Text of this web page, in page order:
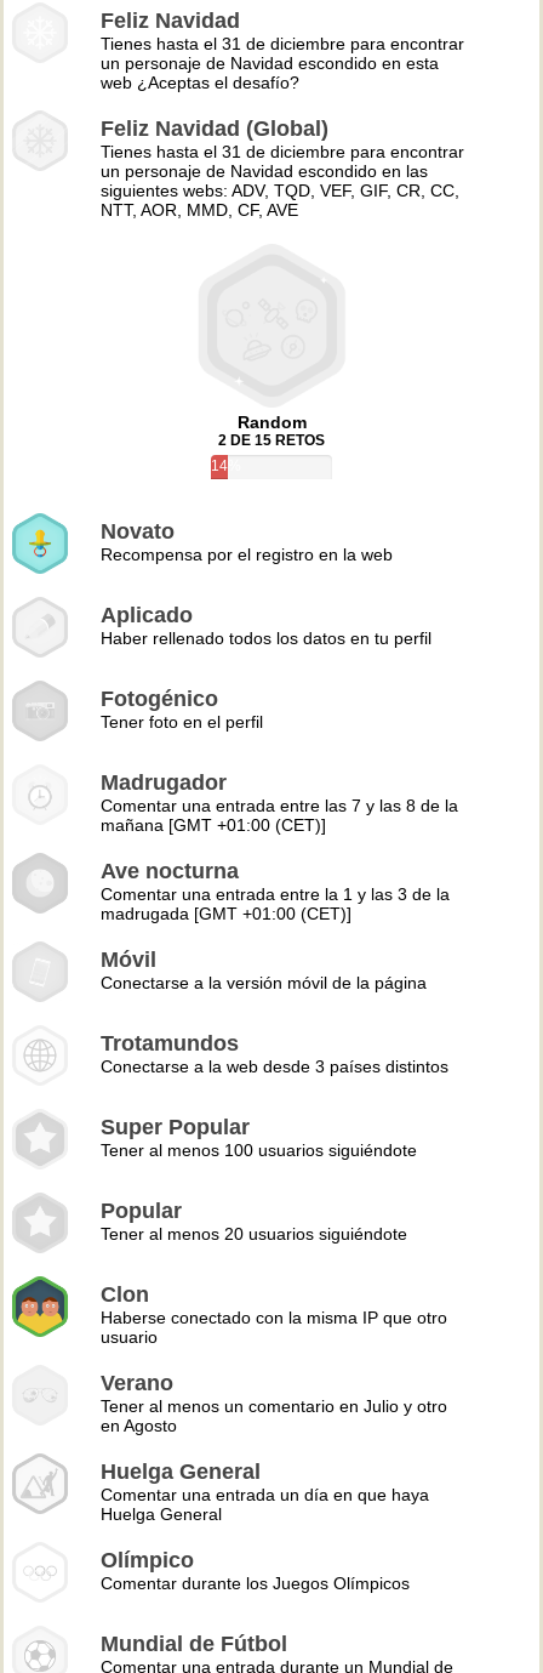
Feliz Navidad
Tienes hasta el 31 de diciembre para encontrar
un personaje de Navidad escondido en esta
web ¿Aceptas el desafío?
Feliz Navidad (Global)
Tienes hasta el 31 de diciembre para encontrar
un personaje de Navidad escondido en las
siguientes webs: ADV, TQD, VEF, GIF, CR, CC,
NTT, AOR, MMD, CF, AVE
Random
2 DE 15 RETOS
14%
Novato
Recompensa por el registro en la web
Aplicado
Haber rellenado todos los datos en tu perfil
Fotogénico
Tener foto en el perfil
Madrugador
Comentar una entrada entre las 7 y las 8 de la
mañana [GMT +01:00 (CET)]
Ave nocturna
Comentar una entrada entre la 1 y las 3 de la
madrugada [GMT +01:00 (CET)]
Móvil
Conectarse a la versión móvil de la página
Trotamundos
Conectarse a la web desde 3 países distintos
Super Popular
Tener al menos 100 usuarios siguiéndote
Popular
Tener al menos 20 usuarios siguiéndote
Clon
Haberse conectado con la misma IP que otro
usuario
Verano
Tener al menos un comentario en Julio y otro
en Agosto
Huelga General
Comentar una entrada un día en que haya
Huelga General
Olímpico
Comentar durante los Juegos Olímpicos
Mundial de Fútbol
Comentar una entrada durante un Mundial de